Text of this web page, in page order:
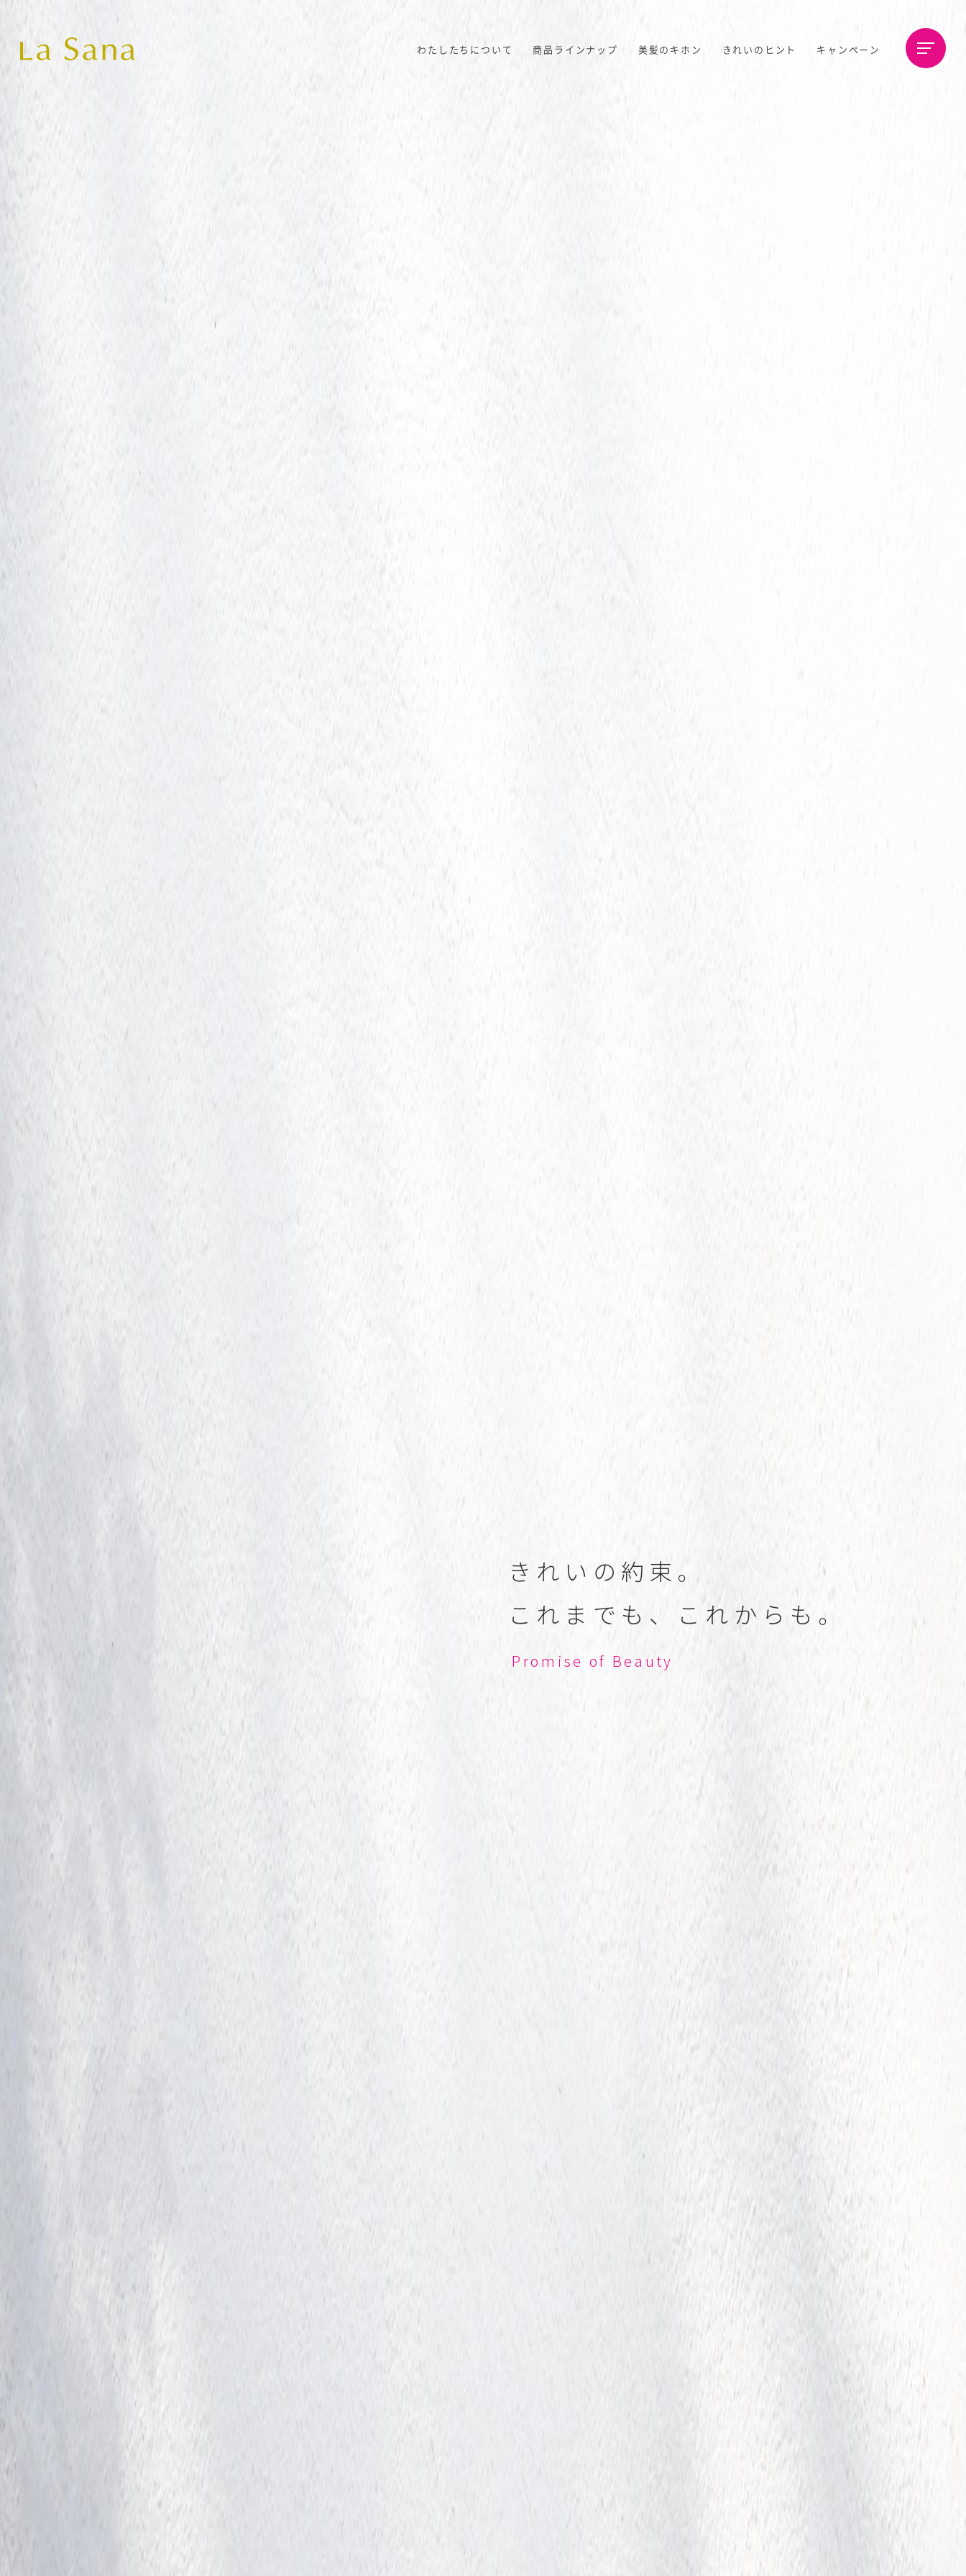
わたしたちについて 商品ラインナップ 美髪のキホン きれいのヒント キャンペーン
き れ い の 約 束 。
こ れ ま で も 、 こ れ か ら も 。
P ro m ise of Bea u ty